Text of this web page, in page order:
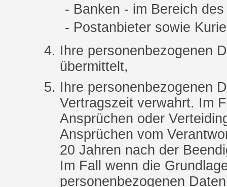
Banken - im Bereich
Postanbieter sowie
Ihre personenbezogenen
übermittelt,
Ihre personenbezogenen
Vertragszeit verwahrt. Im
Ansprüchen oder
Ansprüchen vom
20 Jahren nach der
Im Fall wenn die
personenbezogenen